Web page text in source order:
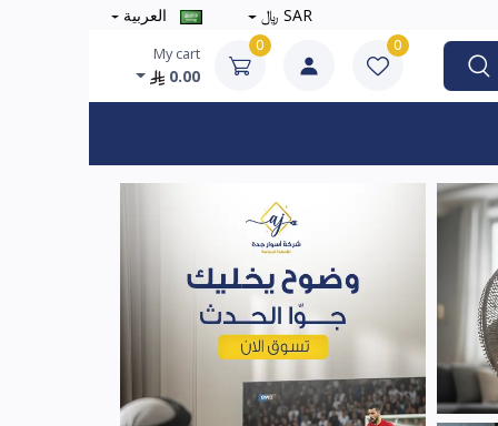
SAR ﷼ العربية
0
0
My cart
0.00